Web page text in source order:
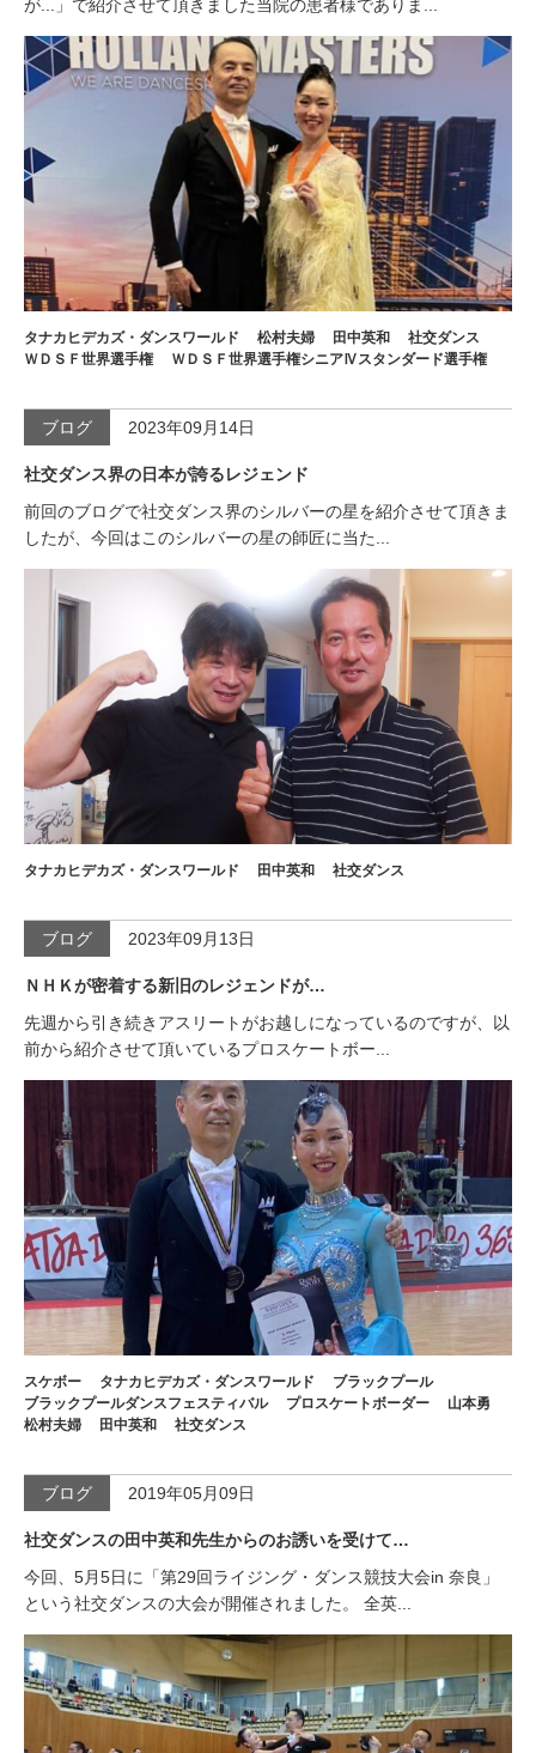
が...」で紹介させて頂きました当院の患者様でありま...
タナカヒデカズ・ダンスワールド 松村夫婦 田中英和
社交ダンス
ＷＤＳＦ世界選手権
ＷＤＳＦ世界選手権シニアⅣスタンダード選手権
ブログ 2023年09月14日
社交ダンス界の日本が誇るレジェンド
前回のブログで社交ダンス界のシルバーの星を紹介させて頂きま
したが、今回はこのシルバーの星の師匠に当た...
タナカヒデカズ・ダンスワールド 田中英和 社交ダンス
ブログ 2023年09月13日
ＮＨＫが密着する新旧のレジェンドが…
先週から引き続きアスリートがお越しになっているのですが、以
前から紹介させて頂いているプロスケートボー...
スケボー タナカヒデカズ・ダンスワールド
ブラックプール
ブラックプールダンスフェスティバル
プロスケートボーダー
山本勇
松村夫婦
田中英和 社交ダンス
ブログ 2019年05月09日
社交ダンスの田中英和先生からのお誘いを受けて…
今回、5月5日に「第29回ライジング・ダンス競技大会in 奈良」
という社交ダンスの大会が開催されました。 全英...